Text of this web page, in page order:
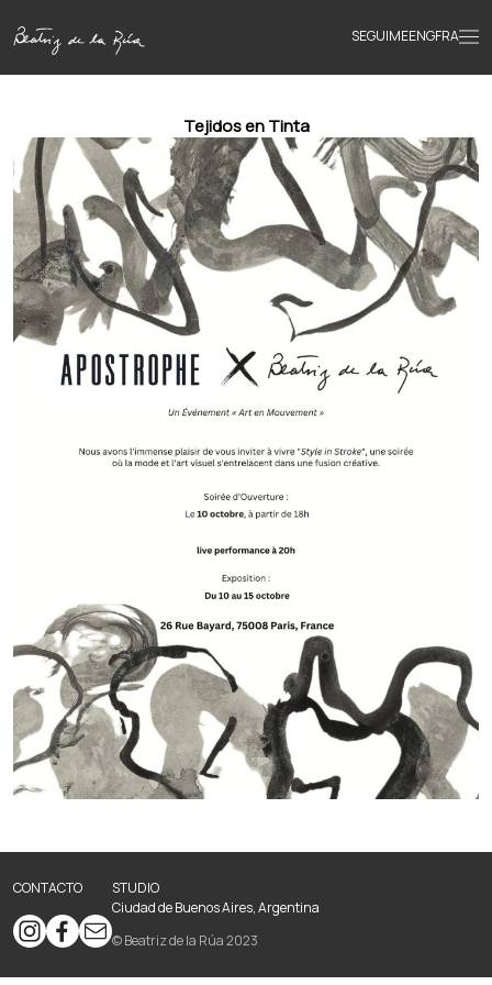
SEGUIMEENGFRA
Inicio
Obras
Textos
Biografía
Libros
Novedades
Tejidos en Tinta
CONTACTO
STUDIO
Ciudad de Buenos Aires, Argentina
© Beatriz de la Rúa 2023